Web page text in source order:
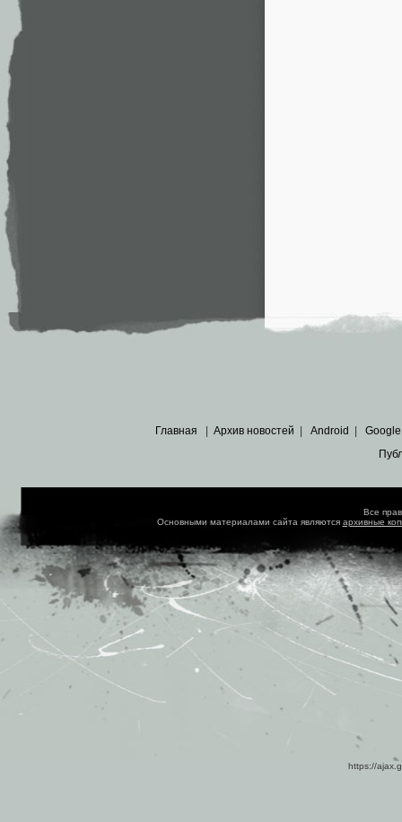
Главная Архив новостей Android Google
Все
Основными материалами сайта являются архивные
https://